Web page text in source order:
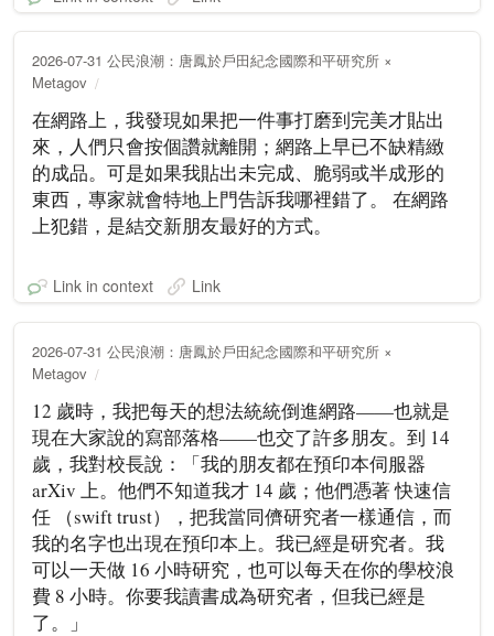
2026-07-31 公民浪潮：唐鳳於戶田紀念國際和平研究所 ×
Metagov
在網路上，我發現如果把一件事打磨到完美才貼出
來，人們只會按個讚就離開；網路上早已不缺精緻
的成品。可是如果我貼出未完成、脆弱或半成形的
東西，專家就會特地上門告訴我哪裡錯了。 在網路
上犯錯，是結交新朋友最好的方式。
Link in context Link
2026-07-31 公民浪潮：唐鳳於戶田紀念國際和平研究所 ×
Metagov
12 歲時，我把每天的想法統統倒進網路——也就是
現在大家說的寫部落格——也交了許多朋友。到 14
歲，我對校長說：「我的朋友都在預印本伺服器
arXiv 上。他們不知道我才 14 歲；他們憑著 快速信
任 （swift trust），把我當同儕研究者一樣通信，而
我的名字也出現在預印本上。我已經是研究者。我
可以一天做 16 小時研究，也可以每天在你的學校浪
費 8 小時。你要我讀書成為研究者，但我已經是
了。」